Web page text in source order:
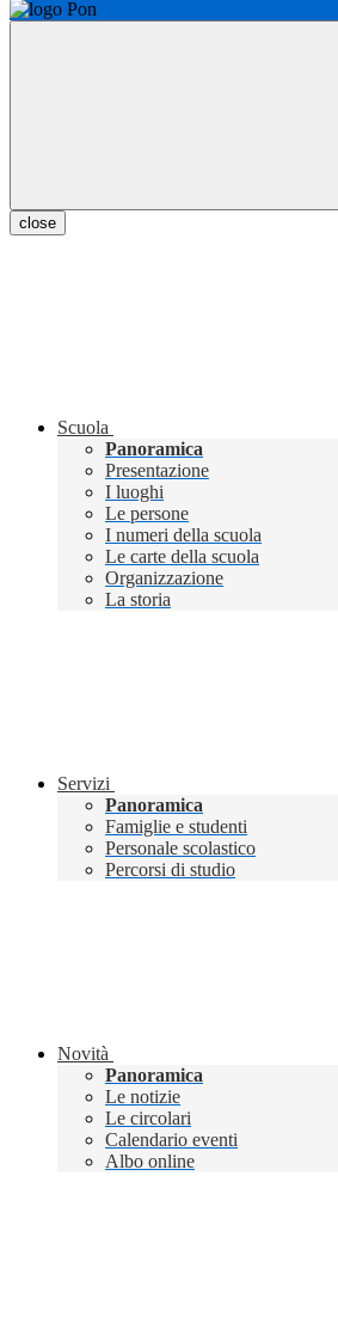
close
Scuola
Panoramica
Presentazione
I luoghi
Le persone
I numeri della scuola
Le carte della scuola
Organizzazione
La storia
Servizi
Panoramica
Famiglie e studenti
Personale scolastico
Percorsi di studio
Novità
Panoramica
Le notizie
Le circolari
Calendario eventi
Albo online